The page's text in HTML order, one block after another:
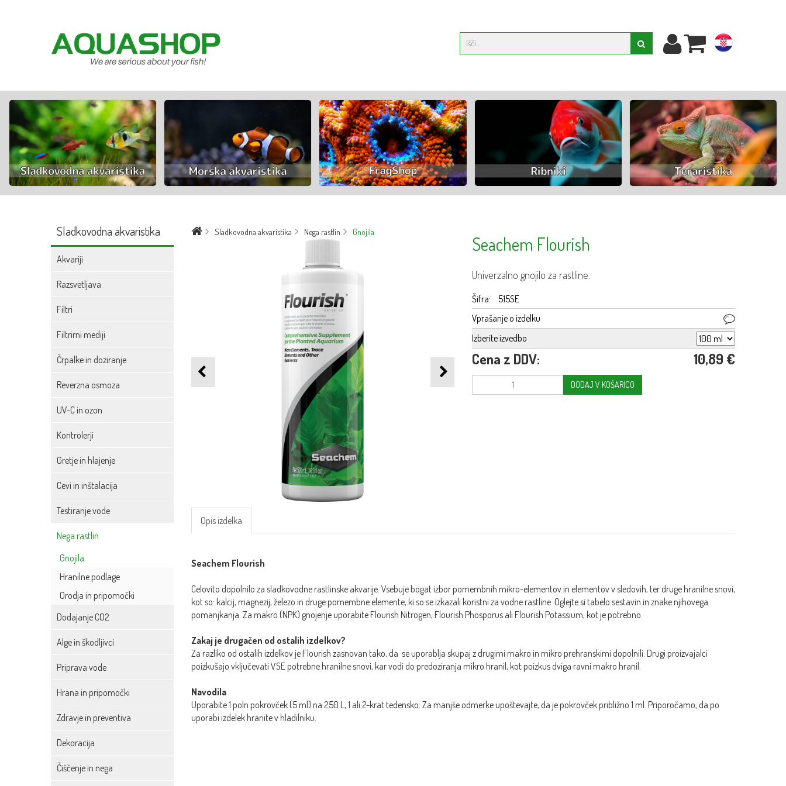
Sladkovodna akvaristika
Akvariji
Razsvetljava
Filtri
Filtrirni mediji
Črpalke in doziranje
Reverzna osmoza
UV-C in ozon
Kontrolerji
Gretje in hlajenje
Cevi in inštalacija
Testiranje vode
Nega rastlin
Gnojila
Hranilne podlage
Orodja in pripomočki
Dodajanje CO2
Alge in škodljivci
Priprava vode
Hrana in pripomočki
Zdravje in preventiva
Dekoracija
Čiščenje in nega
Sladkovodna akvaristika Nega rastlin Gnojila
Seachem Flourish
Univerzalno gnojilo za rastline.
Šifra:
515SE
Vprašanje o izdelku
Izberite izvedbo
Cena z DDV: 10,89 €
DODAJ V KOŠARICO
Opis izdelka
Seachem Flourish
Celovito dopolnilo za sladkovodne rastlinske akvarije. Vsebuje bogat izbor pomembnih mikro-elementov in elementov v sledovih, ter druge hranilne snovi,
kot so: kalcij, magnezij, železo in druge pomembne elemente, ki so se izkazali koristni za vodne rastline. Oglejte si tabelo sestavin in znake njihovega
pomanjkanja. Za makro (NPK) gnojenje uporabite Flourish Nitrogen, Flourish Phosporus ali Flourish Potassium, kot je potrebno.
Zakaj je drugačen od ostalih izdelkov?
Za razliko od ostalih izdelkov je Flourish zasnovan tako, da se uporablja skupaj z drugimi makro in mikro prehranskimi dopolnili. Drugi proizvajalci
poizkušajo vključevati VSE potrebne hranilne snovi, kar vodi do predoziranja mikro hranil, kot poizkus dviga ravni makro hranil.
Navodila
Uporabite 1 poln pokrovček (5 ml) na 250 L, 1 ali 2-krat tedensko. Za manjše odmerke upoštevajte, da je pokrovček približno 1 ml. Priporočamo, da po
uporabi izdelek hranite v hladilniku.